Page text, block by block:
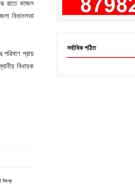
রাতে কাজল
বিধানসভা
প্রায়
বিধায়ক
নিবন্ধ
সর্বাধিক পঠিত